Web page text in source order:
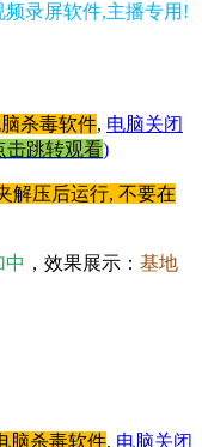
录屏软件,主播专用!
杀毒软件, 电脑关闭
击跳转观看)
解压后运行, 不要在
中 ，效果展示： 基地
脑杀毒软件, 电脑关闭